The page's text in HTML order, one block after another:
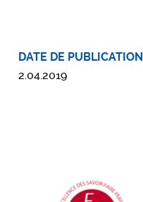
DATE DE PUBLICATION
2.04.2019